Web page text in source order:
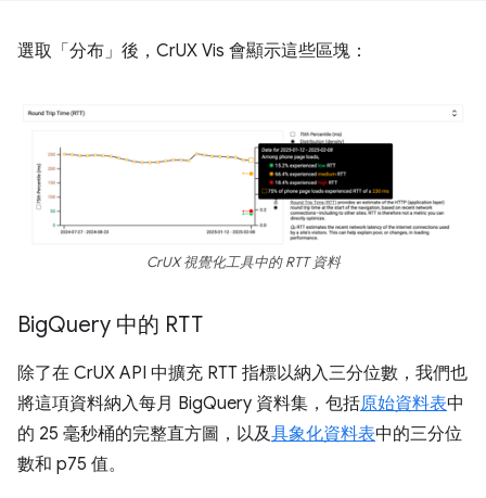
選取「分布」 後，CrUX Vis 會顯示這些區塊：
CrUX 視覺化工具中的 RTT 資料
BigQuery 中的 RTT
除了在 CrUX API 中擴充 RTT 指標以納入三分位數，我們也
將這項資料納入每月 BigQuery 資料集，包括原始資料表中
的 25 毫秒桶的完整直方圖，以及具象化資料表中的三分位
數和 p75 值。